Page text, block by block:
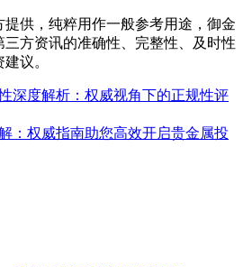
提供，纯粹用作一般参考用途，御金
三方资讯的准确性、完整性、及时性
议。
深度解析：权威视角下的正规性评
：权威指南助您高效开启贵金属投